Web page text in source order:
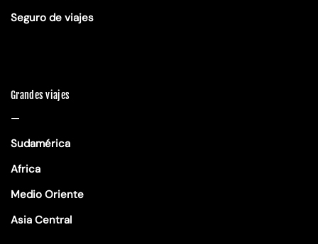
Seguro de viajes
Grandes viajes
—
Sudamérica
Africa
Medio Oriente
Asia Central